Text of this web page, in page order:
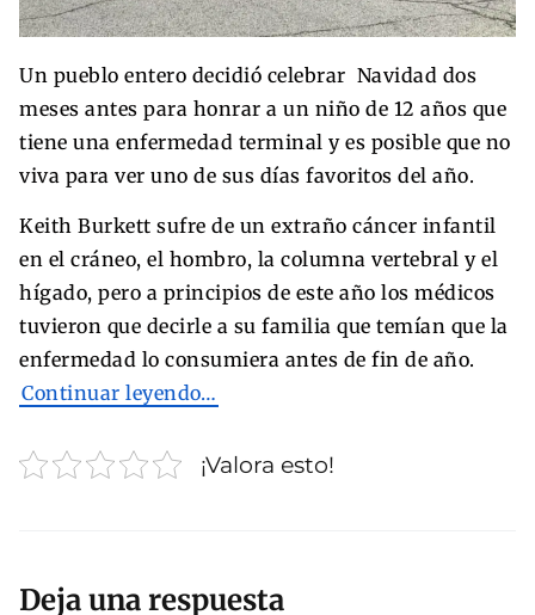
Un pueblo entero decidió celebrar Navidad dos
meses antes para honrar a un niño de 12 años que
tiene una enfermedad terminal y es posible que no
viva para ver uno de sus días favoritos del año.
Keith Burkett sufre de un extraño cáncer infantil
en el cráneo, el hombro, la columna vertebral y el
hígado, pero a principios de este año los médicos
tuvieron que decirle a su familia que temían que la
enfermedad lo consumiera antes de fin de año.
Continuar leyendo…
¡Valora esto!
Deja una respuesta